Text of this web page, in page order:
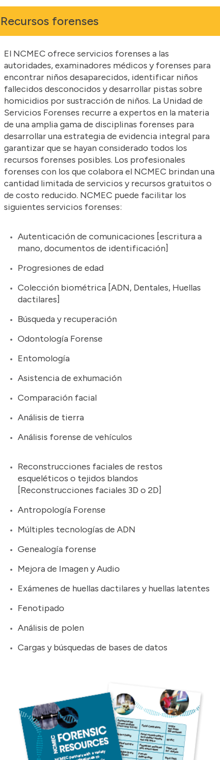
Recursos forenses
El NCMEC ofrece servicios forenses a las
autoridades, examinadores médicos y forenses para
encontrar niños desaparecidos, identificar niños
fallecidos desconocidos y desarrollar pistas sobre
homicidios por sustracción de niños. La Unidad de
Servicios Forenses recurre a expertos en la materia
de una amplia gama de disciplinas forenses para
desarrollar una estrategia de evidencia integral para
garantizar que se hayan considerado todos los
recursos forenses posibles. Los profesionales
forenses con los que colabora el NCMEC brindan una
cantidad limitada de servicios y recursos gratuitos o
de costo reducido. NCMEC puede facilitar los
siguientes servicios forenses:
Autenticación de comunicaciones [escritura a
mano, documentos de identificación]
Progresiones de edad
Colección biométrica [ADN, Dentales, Huellas
dactilares]
Búsqueda y recuperación
Odontología Forense
Entomología
Asistencia de exhumación
Comparación facial
Análisis de tierra
Análisis forense de vehículos
Reconstrucciones faciales de restos
esqueléticos o tejidos blandos
[Reconstrucciones faciales 3D o 2D]
Antropología Forense
Múltiples tecnologías de ADN
Genealogía forense
Mejora de Imagen y Audio
Exámenes de huellas dactilares y huellas latentes
Fenotipado
Análisis de polen
Cargas y búsquedas de bases de datos